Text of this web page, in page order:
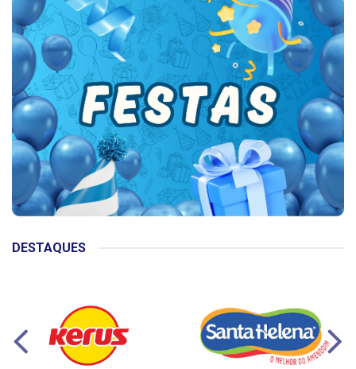
DESTAQUES